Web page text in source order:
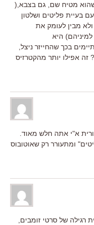
שהוא מטיח שם, גם בצבא,(
בעיית פליטים ושלטון
מבין לעומק את
למיניהם) היא
בכך שהחייזר ניצל,
אפילו יותר מהקטרזיס
א"י אתה חלש מאוד.
ומתעורר רק שאוטובוס
קלאסית רגילה של סרטי זומבים,